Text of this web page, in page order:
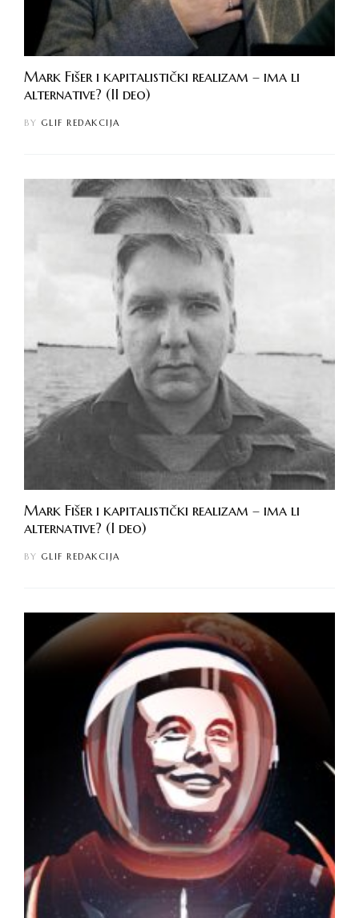
Mark Fišer i kapitalistički realizam – ima li
alternative? (II deo)
BY GLIF REDAKCIJA
Mark Fišer i kapitalistički realizam – ima li
alternative? (I deo)
BY GLIF REDAKCIJA